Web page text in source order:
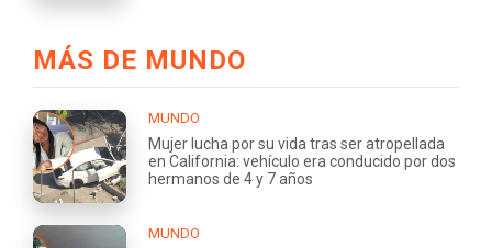
MÁS DE MUNDO
MUNDO
Mujer lucha por su vida tras ser atropellada
en California: vehículo era conducido por dos
hermanos de 4 y 7 años
MUNDO